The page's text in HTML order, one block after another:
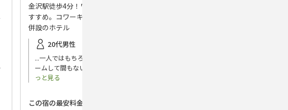
金沢駅徒歩4分！ワーケーション・長期滞在にお
すすめ。コワーキングスペース＆シェアキッチン
併設のホテル
20代男性
...一人ではもちろん4人でも充分の広さで、リフォ
ームして間もないらしくとてもキレイでした
っと見る
この宿の最安料金プラン